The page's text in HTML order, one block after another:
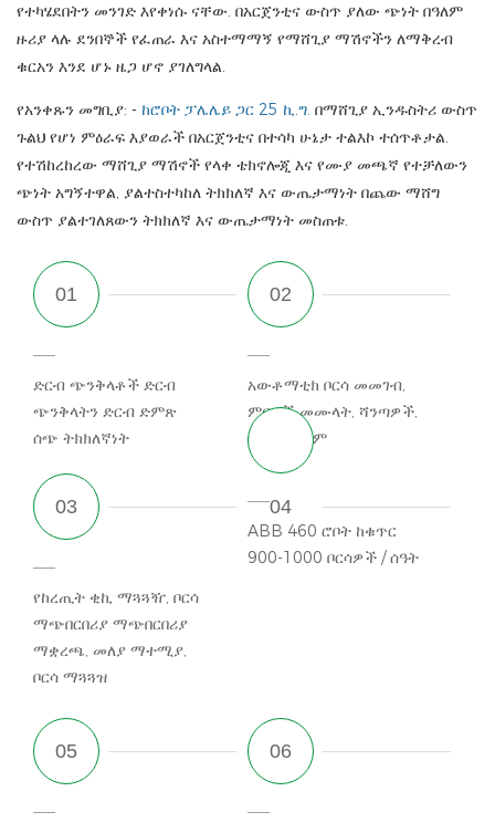
የተካሄደበትን መንገድ እየቀነሱ ናቸው. በአርጀንቲና ውስጥ ያለው ጭነት በዓለም
ዙሪያ ላሉ ደንበኞች የፈጠራ እና አስተማማኝ የማሸጊያ ማሽኖችን ለማቅረብ
ቁርአን እንደ ሆኑ ዜጋ ሆኖ ያገለግላል.
የአንቀጹን መግቢያ: - ከሮቦት ፓሌሌይ ጋር 25 ኪ.ግ. በማሸጊያ ኢንዱስትሪ ውስጥ
ጉልህ የሆነ ምዕራፍ እያወራች በአርጀንቲና በተሳካ ሁኔታ ተልእኮ ተሰጥቶታል.
የተሽከረከረው ማሸጊያ ማሽኖች የላቀ ቴክኖሎጂ እና የሙያ መጫኛ የተቻለውን
ጭነት አግኝተዋል, ያልተስተካከለ ትክክለኛ እና ውጤታማነት በጨው ማሸግ
ውስጥ ያልተገለጸውን ትክክለኛ እና ውጤታማነት መስጠቱ.
ድርብ ጭንቅላቶች ድርብ
ጭንቅላትን ድርብ ድምጽ
ሰጭ ትክክለኛነት
አውቶማቲክ ቦርሳ መመገብ,
ምርቶች መሙላት, ሻንጣዎች,
ቦርሳ ማኅተም
የከረጢት ቂኪ ማጓጓዥ, ቦርሳ
ማጭበርበሪያ ማጭበርበሪያ
ማቋረጫ, መለያ ማተሚያ,
ቦርሳ ማጓጓዝ
ABB 460 ሮቦት ከቁጥር
900-1000 ቦርሳዎች / ሰዓት